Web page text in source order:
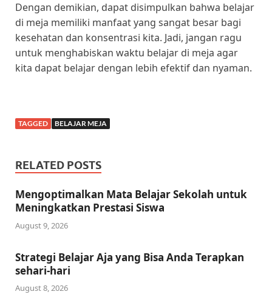
Dengan demikian, dapat disimpulkan bahwa belajar
di meja memiliki manfaat yang sangat besar bagi
kesehatan dan konsentrasi kita. Jadi, jangan ragu
untuk menghabiskan waktu belajar di meja agar
kita dapat belajar dengan lebih efektif dan nyaman.
TAGGED BELAJAR MEJA
RELATED POSTS
Mengoptimalkan Mata Belajar Sekolah untuk
Meningkatkan Prestasi Siswa
August 9, 2026
Strategi Belajar Aja yang Bisa Anda Terapkan
sehari-hari
August 8, 2026